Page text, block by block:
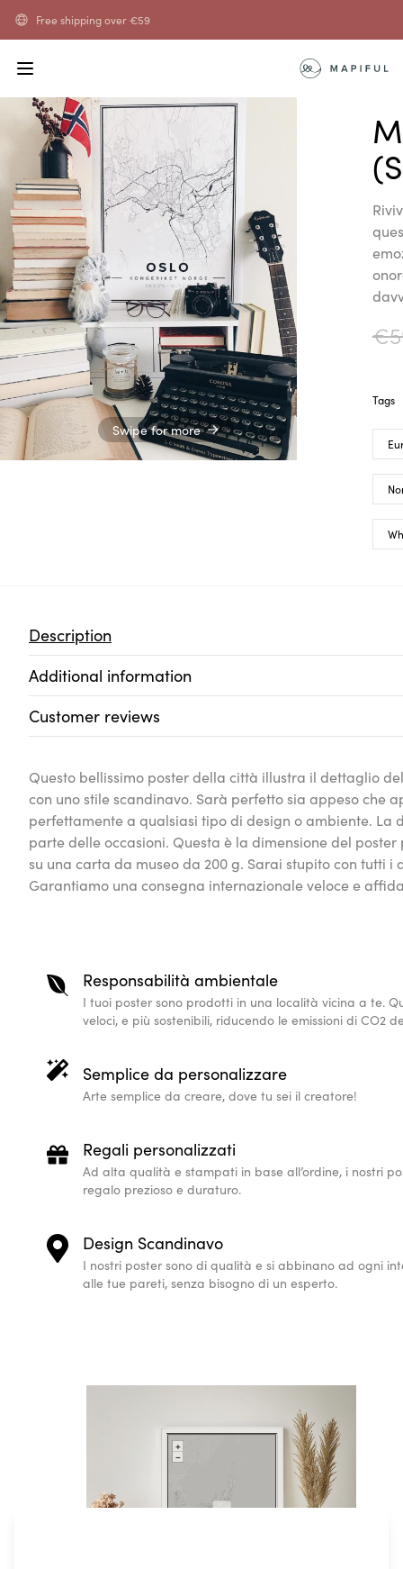
Free shipping over€59
Swipe for more
€
Tags
Description
Additional information
Customer reviews
Questo bellissimo poster della città illustra il dettaglio
con uno stile scandinavo. Sarà perfetto sia appeso che
perfettamente a qualsiasi tipo di design o ambiente.
parte delle occasioni. Questa è la dimensione del
su una carta da museo da 200 g. Sarai stupito con tutti
Garantiamo una consegna internazionale veloce e
Responsabilità ambientale
I tuoi poster sono prodotti in una località vicina a te.
veloci, e più sostenibili, riducendo le emissioni di CO2
Semplice da personalizzare
Arte semplice da creare, dove tu sei il creatore!
Regali personalizzati
Ad alta qualità e stampati in base all’ordine, i nostri
regalo prezioso e duraturo.
Design Scandinavo
I nostri poster sono di qualità e si abbinano ad ogni
alle tue pareti, senza bisogno di un esperto.